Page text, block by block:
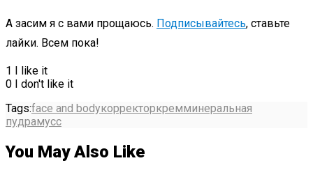
А засим я с вами прощаюсь. Подписывайтесь, ставьте
лайки. Всем пока!
1 I like it
0 I don't like it
Tags:face and bodyкорректоркремминеральная
пудрамусс
You May Also Like